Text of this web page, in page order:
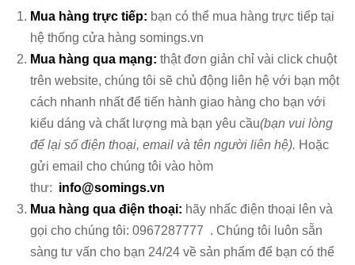
Mua hàng trực tiếp: bạn có thể mua hàng trực tiếp tại
hệ thống cửa hàng somings.vn
Mua hàng qua mạng: thật đơn giản chỉ vài click chuột
trên website, chúng tôi sẽ chủ động liên hệ với bạn một
cách nhanh nhất để tiến hành giao hàng cho bạn với
kiểu dáng và chất lượng mà bạn yêu cầu(bạn vui lòng
để lại số điện thoại, email và tên người liên hệ). Hoặc
gửi email cho chúng tôi vào hòm
thư: info@somings.vn
Mua hàng qua điện thoại: hãy nhấc điện thoại lên và
gọi cho chúng tôi: 0967287777 . Chúng tôi luôn sẵn
sàng tư vấn cho bạn 24/24 về sản phẩm để bạn có thể